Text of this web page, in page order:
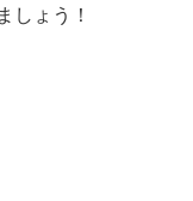
しょう！